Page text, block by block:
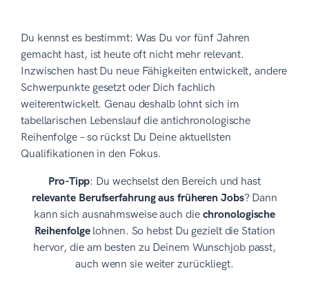
Du kennst es bestimmt: Was Du vor fünf Jahren
gemacht hast, ist heute oft nicht mehr relevant.
Inzwischen hast Du neue Fähigkeiten entwickelt, andere
Schwerpunkte gesetzt oder Dich fachlich
weiterentwickelt. Genau deshalb lohnt sich im
tabellarischen Lebenslauf die antichronologische
Reihenfolge – so rückst Du Deine aktuellsten
Qualifikationen in den Fokus.
Pro-Tipp: Du wechselst den Bereich und hast
relevante Berufserfahrung aus früheren Jobs? Dann
kann sich ausnahmsweise auch die chronologische
Reihenfolgelohnen. So hebst Du gezielt die Station
hervor, die am besten zu Deinem Wunschjob passt,
auch wenn sie weiter zurückliegt.